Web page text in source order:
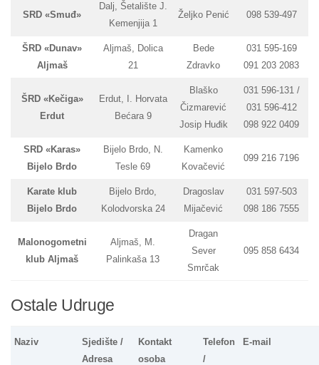
SRD «Smuđ»
Dalj, Šetalište J.
Kemenjija 1
Željko Penić 098 539-497
ŠRD «Dunav»
Aljmaš
Aljmaš, Dolica
21
Bede
Zdravko
031 595-169
091 203 2083
ŠRD «Kečiga»
Erdut
Erdut, I. Horvata
Bećara 9
Blaško
Čizmarević
Josip Huđik
031 596-131 /
031 596-412
098 922 0409
SRD «Karas»
Bijelo Brdo
Bijelo Brdo, N.
Tesle 69
Kamenko
Kovačević
099 216 7196
Karate klub
Bijelo Brdo
Bijelo Brdo,
Kolodvorska 24
Dragoslav
Mijačević
031 597-503
098 186 7555
Malonogometni
klub Aljmaš
Aljmaš, M.
Palinkaša 13
Dragan
Sever
Smrčak
095 858 6434
Ostale Udruge
Naziv
Sjedište /
Adresa
Kontakt
osoba
Telefon
/
E-mail